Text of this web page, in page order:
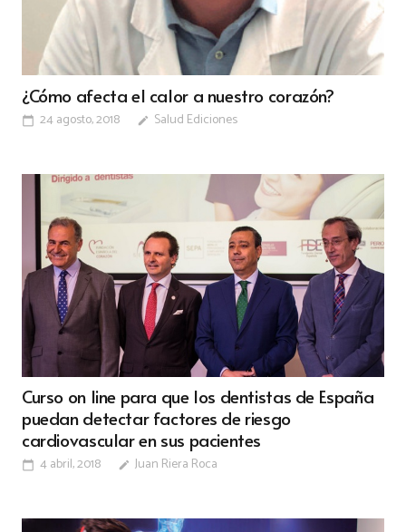
¿Cómo afecta el calor a nuestro corazón?
calendar_today 24 agosto, 2018 edit Salud Ediciones
Curso on line para que los dentistas de España
puedan detectar factores de riesgo
cardiovascular en sus pacientes
calendar_today 4 abril, 2018 edit Juan Riera Roca